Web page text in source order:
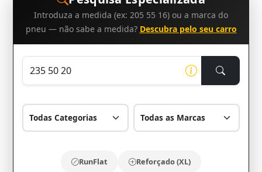
Introduza a medida (ex: 205 55 16) ou a marca do
pneu — não sabe a medida? Descubra pelo seu carro
RunFlat Reforçado (XL)